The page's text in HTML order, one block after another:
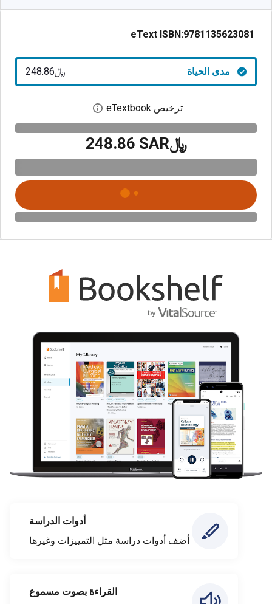
eText ISBN:9781135623081
مدى الحياة ﷼‎248.86
ترخيص eTextbook افتح مربع حوار
﷼‎248.86 SAR
أدوات الدراسة
أضف أدوات دراسة مثل التمييزات وغيرها
القراءة بصوت مسموع